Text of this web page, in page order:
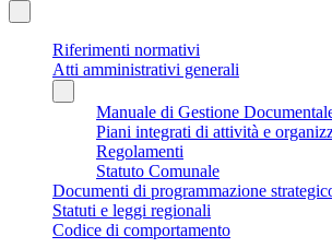
Riferimenti normativi
Atti amministrativi generali
Manuale di Gestione
Piani integrati di attività e
Regolamenti
Statuto Comunale
Documenti di programmazione
Statuti e leggi regionali
Codice di comportamento